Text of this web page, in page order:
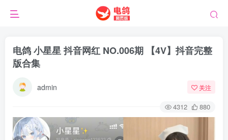
电鸽 小星星 抖音网红 NO.006期 【4V】抖音完整
版合集
admin 关注
4312 880